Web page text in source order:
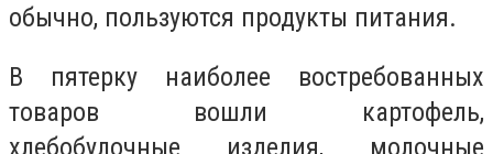
обычно, пользуются продукты питания.
В пятерку наиболее востребованных
товаров вошли картофель,
хлебобулочные изделия, молочные